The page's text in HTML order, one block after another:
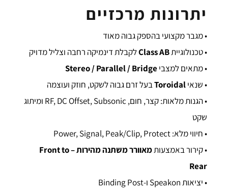
יתרונות מרכזיים
• מגבר מקצועי בהספק גבוה מאוד
• טכנולוגייתClass ABלקבלת דינמיקה רחבה וצליל מדויק
• מתאים למצביStereo / Parallel / Bridge
• שנאיToroidalבעל זרם גבוה לשקט, חוזק ועוצמה
• הגנות מלאות: קצר, חום, RF, DC Offset, Subsonic ומיתוג
שקט
• חיווי מלא: Power, Signal, Peak/Clip, Protect
• קירור באמצעות
מאוורר משתנה מהירות – Front to
Rear
• יציאות Speakon ו-Binding Post